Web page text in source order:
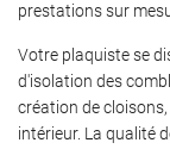
Actualités
Contact
prestations sur
Votre plaquiste se
d'isolation des
création de
intérieur. La qualité